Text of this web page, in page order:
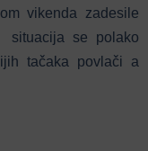
vikenda zadesile
se polako
tačaka povlači a